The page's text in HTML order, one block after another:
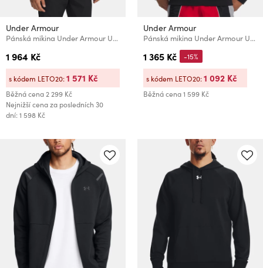
Under Armour
Pánská mikina Under Armour UA Drive Midlayer Pullover-BLK
1 964 Kč
Běžná cena2 299 Kč
Nejnižší cena za posledních 30
dní: 1 598 Kč
s kódem LETO20:1 571 Kč
Under Armour
Pánská mikina Under Armour UA Rival LW Hoodie
1 365 Kč
Běžná cena1 599 Kč
-15%
s kódem LETO20:1 092 Kč